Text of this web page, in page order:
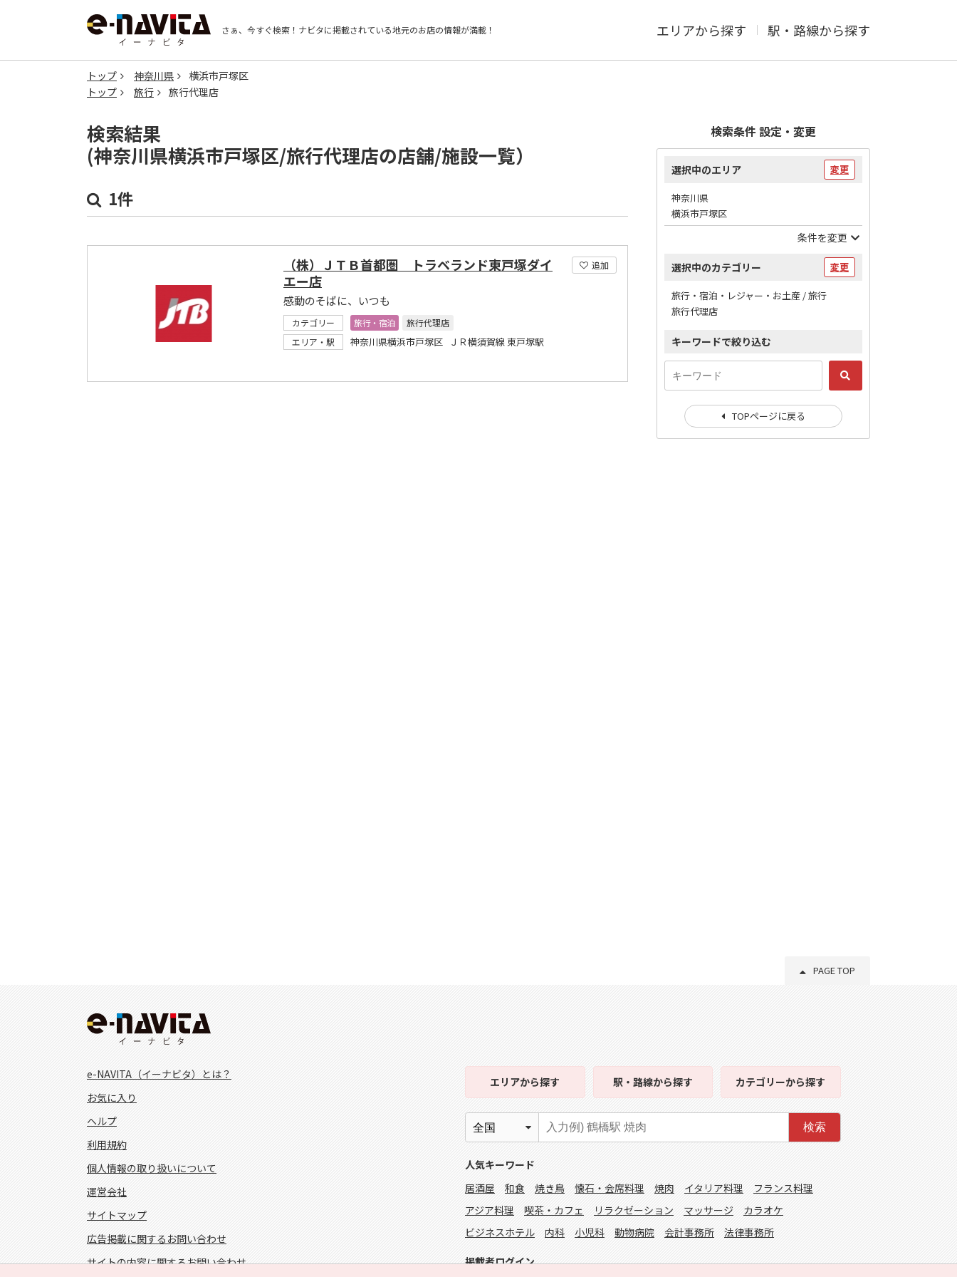
さぁ、今すぐ検索！ ナビタに掲載されている地元のお店の情報が満載！ エリアから探す 駅・路線から探す
トップ 神奈川県
横浜市戸塚区
トップ
旅行 旅行代理店
検索結果
(神奈川県横浜市戸塚区/旅行代理店の店舗/施設一覧）
1件
追加
（株）ＪＴＢ首都圏 トラベランド東戸塚ダイ
エー店
感動のそばに、いつも
カテゴリー 旅行・宿泊
旅行代理店
エリア・駅
神奈川県横浜市戸塚区 ＪＲ横須賀線 東戸塚駅
検索条件 設定・変更
選択中のエリア 変更
神奈川県
横浜市戸塚区
条件を変更
選択中のカテゴリー 変更
旅行・宿泊・レジャー・お土産 / 旅行
旅行代理店
キーワードで絞り込む
TOPページに戻る
PAGE TOP
e-NAVITA（イーナビタ）とは？
お気に入り
ヘルプ
利用規約
個人情報の取り扱いについて
運営会社
サイトマップ
広告掲載に関するお問い合わせ
サイトの内容に関するお問い合わせ
エリアから探す 駅・路線から探す カテゴリーから探す
検索
人気キーワード
居酒屋
和食 焼き鳥 懐石・会席料理 焼肉 イタリア料理
フランス料理
アジア料理
喫茶・カフェ リラクゼーション マッサージ
カラオケ
ビジネスホテル
内科 小児科 動物病院 会計事務所 法律事務所
掲載者ログイン